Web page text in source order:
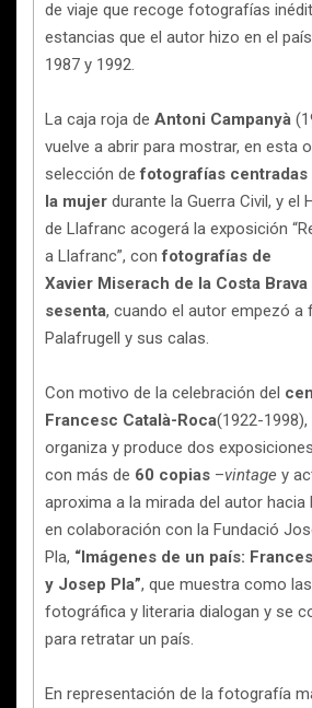
de viaje que recoge fotografías
estancias que el autor hizo en el
1987 y 1992.
La caja roja de Antoni Campanyà
vuelve a abrir para mostrar, en esta
selección defotografías centradas
la mujer durante la Guerra Civil, y el
de Llafranc acogerá la exposición
a Llafranc”, confotografías de
Xavier Miserach de la Costa
sesenta, cuando el autor empezó a
Palafrugell y sus calas.
Con motivo de la celebración del
Francesc Català-Roca(1922-1998),
organiza y produce dos
con más de 60 copias –vintage y
aproxima a la mirada del autor hacia
en colaboración con la Fundació
Pla, “Imágenes de un país:
y Josep Pla”, que muestra como
fotográfica y literaria dialogan y se
para retratar un país.
En representación de la fotografía